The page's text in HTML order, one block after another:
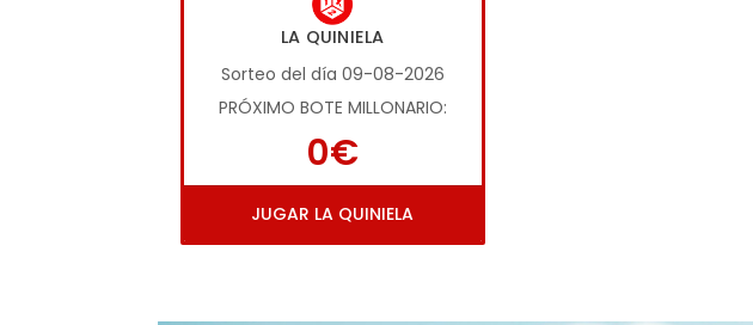
LA QUINIELA
Sorteo del día 09-08-2026
PRÓXIMO BOTE MILLONARIO:
0€
JUGAR LA QUINIELA